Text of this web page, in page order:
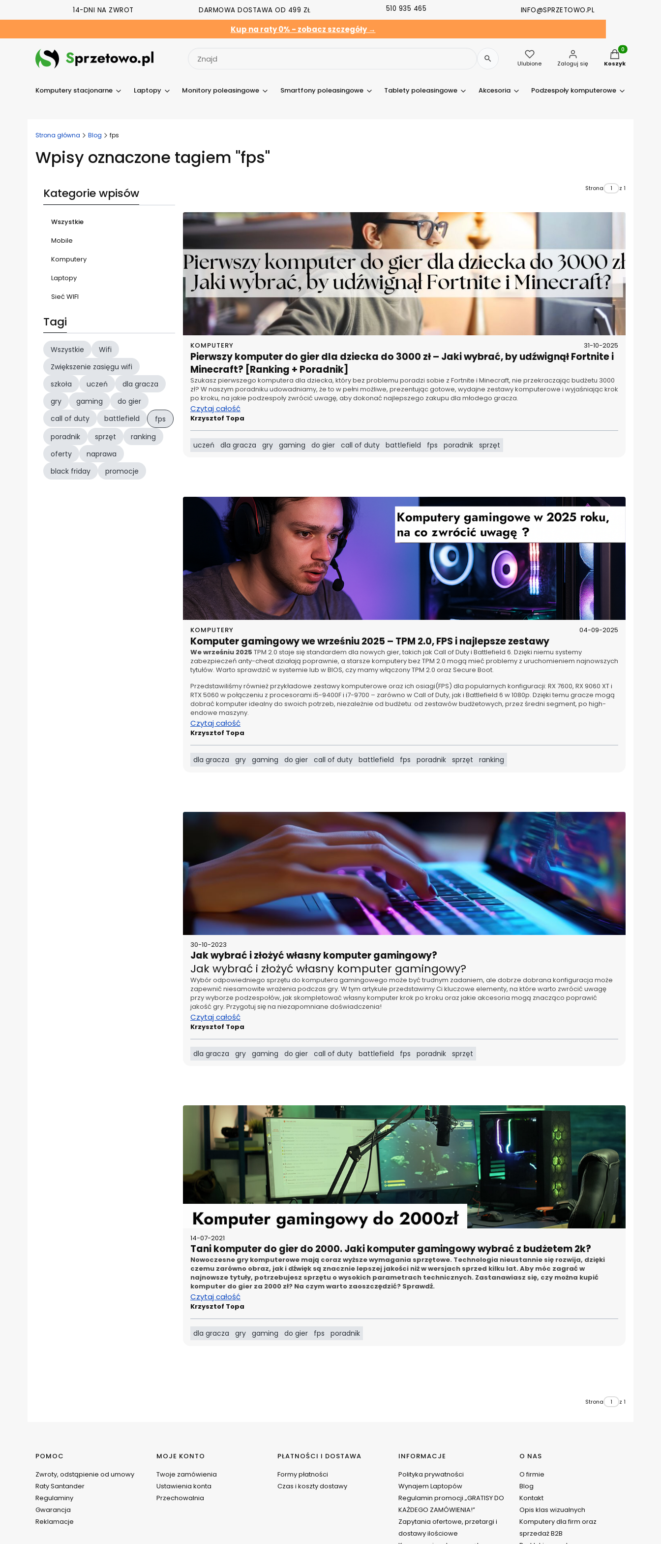
14-DNI NA ZWROT DARMOWA DOSTAWA OD 499 ZŁ 510 935 465 INFO@SPRZETOWO.PL
Kup na raty 0% - zobacz szczegóły →
Ulubione Zaloguj się
Produkty w
Koszyk
Komputery stacjonarne Laptopy Monitory poleasingowe Smartfony poleasingowe Tablety poleasingowe Akcesoria Podzespoły komputerowe
Strona główna Blog fps
Wpisy oznaczone tagiem "fps"
Kategorie wpisów
Wszystkie
Mobile
Komputery
Laptopy
Sieć WIFI
Tagi
Wszystkie
Wifi
Zwiększenie zasięgu wifi
szkoła
uczeń
dla gracza
gry
gaming
do gier
call of duty
battlefield
fps
poradnik
sprzęt
ranking
oferty
naprawa
black friday
promocje
Strona z 1
KOMPUTERY 31-10-2025
Pierwszy komputer do gier dla dziecka do 3000 zł – Jaki wybrać, by udźwignął Fortnite i
Minecraft? [Ranking + Poradnik]
Szukasz pierwszego komputera dla dziecka, który bez problemu poradzi sobie z Fortnite i Minecraft, nie przekraczając budżetu 3000
zł? W naszym poradniku udowadniamy, że to w pełni możliwe, prezentując gotowe, wydajne zestawy komputerowe i wyjaśniając krok
po kroku, na jakie podzespoły zwrócić uwagę, aby dokonać najlepszego zakupu dla młodego gracza.
Czytaj całość
Krzysztof Topa
uczeń dla gracza gry gaming do gier call of duty battlefield fps poradnik sprzęt
KOMPUTERY 04-09-2025
Komputer gamingowy we wrześniu 2025 – TPM 2.0, FPS i najlepsze zestawy
We wrześniu 2025 TPM 2.0 staje się standardem dla nowych gier, takich jak Call of Duty i Battlefield 6. Dzięki niemu systemy
zabezpieczeń anty-cheat działają poprawnie, a starsze komputery bez TPM 2.0 mogą mieć problemy z uruchomieniem najnowszych
tytułów. Warto sprawdzić w systemie lub w BIOS, czy mamy włączony TPM 2.0 oraz Secure Boot.
Przedstawiliśmy również przykładowe zestawy komputerowe oraz ich osiagi(FPS) dla popularnych konfiguracji: RX 7600, RX 9060 XT i
RTX 5060 w połączeniu z procesorami i5-9400F i i7-9700 – zarówno w Call of Duty, jak i Battlefield 6 w 1080p. Dzięki temu gracze mogą
dobrać komputer idealny do swoich potrzeb, niezależnie od budżetu: od zestawów budżetowych, przez średni segment, po high-
endowe maszyny.
Czytaj całość
Krzysztof Topa
dla gracza gry gaming do gier call of duty battlefield fps poradnik sprzęt ranking
30-10-2023
Jak wybrać i złożyć własny komputer gamingowy?
Jak wybrać i złożyć własny komputer gamingowy?
Wybór odpowiedniego sprzętu do komputera gamingowego może być trudnym zadaniem, ale dobrze dobrana konfiguracja może
zapewnić niesamowite wrażenia podczas gry. W tym artykule przedstawimy Ci kluczowe elementy, na które warto zwrócić uwagę
przy wyborze podzespołów, jak skompletować własny komputer krok po kroku oraz jakie akcesoria mogą znacząco poprawić
jakość gry. Przygotuj się na niezapomniane doświadczenia!
Czytaj całość
Krzysztof Topa
dla gracza gry gaming do gier call of duty battlefield fps poradnik sprzęt
14-07-2021
Tani komputer do gier do 2000. Jaki komputer gamingowy wybrać z budżetem 2k?
Nowoczesne gry komputerowe mają coraz wyższe wymagania sprzętowe. Technologia nieustannie się rozwija, dzięki
czemu zarówno obraz, jak i dźwięk są znacznie lepszej jakości niż w wersjach sprzed kilku lat. Aby móc zagrać w
najnowsze tytuły, potrzebujesz sprzętu o wysokich parametrach technicznych. Zastanawiasz się, czy można kupić
komputer do gier za 2000 zł? Na czym warto zaoszczędzić? Sprawdź.
Czytaj całość
Krzysztof Topa
dla gracza gry gaming do gier fps poradnik
Strona z 1
Linki w stopce
POMOC
Zwroty, odstąpienie od umowy
Raty Santander
Regulaminy
Gwarancja
Reklamacje
MOJE KONTO
Twoje zamówienia
Ustawienia konta
Przechowalnia
PŁATNOŚCI I DOSTAWA
Formy płatności
Czas i koszty dostawy
INFORMACJE
Polityka prywatności
Wynajem Laptopów
Regulamin promocji „GRATISY DO
KAŻDEGO ZAMÓWIENIA!”
Zapytania ofertowe, przetargi i
dostawy ilościowe
O NAS
O firmie
Blog
Kontakt
Opis klas wizualnych
Komputery dla firm oraz
sprzedaż B2B